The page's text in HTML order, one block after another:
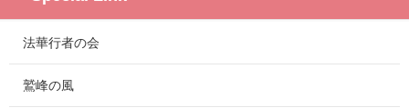
法華行者の会
鷲峰の風